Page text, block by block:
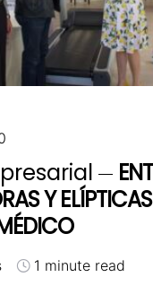
Y
1 minute read